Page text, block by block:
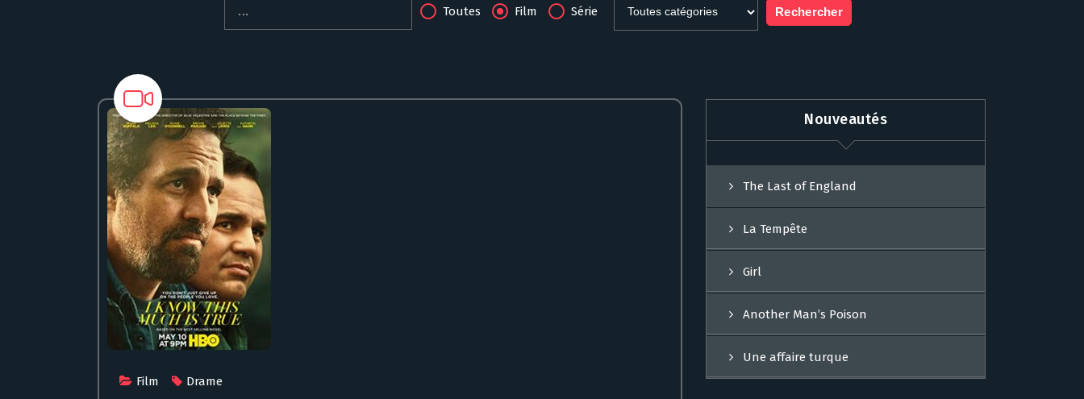
Toutes Film Série
Film Drame
Nouveautés
The Last of England
La Tempête
Girl
Another Man’s Poison
Une affaire turque